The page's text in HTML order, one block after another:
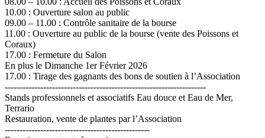
10.00 : Ouverture salon au public
09.00 – 11.00 : Contrôle sanitaire de la bourse
11.00 : Ouverture au public de la bourse (vente des Poissons et
Coraux)
17.00 : Fermeture du Salon
En plus le Dimanche 1er Février 2026
17.00 : Tirage des gagnants des bons de soutien à l’Association
--------------------------------------------------------------------
Stands professionnels et associatifs Eau douce et Eau de Mer,
Terrario
Restauration, vente de plantes par l’Association
-------------------------------------------------